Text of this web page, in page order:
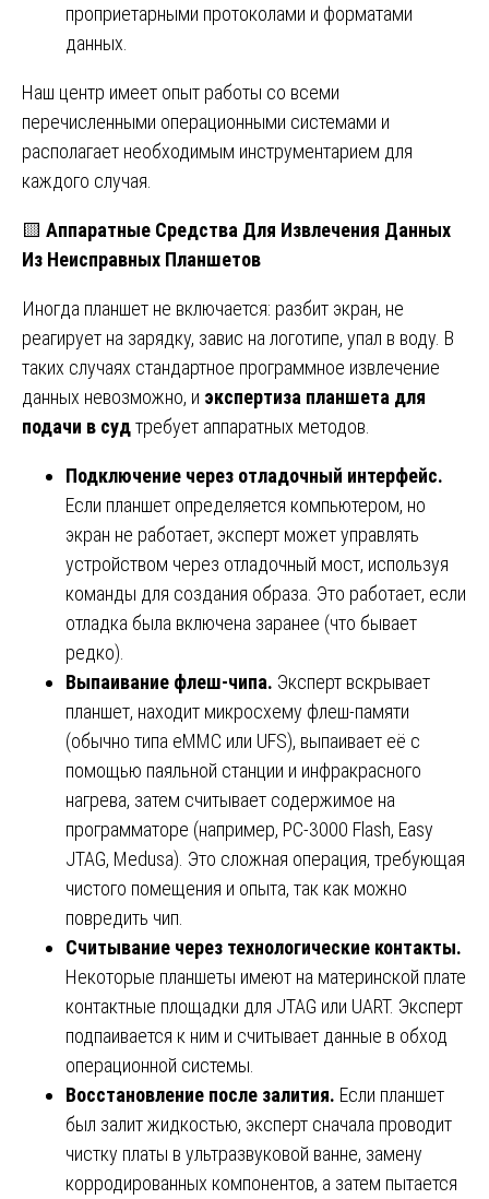
проприетарными протоколами и форматами
данных.
Наш центр имеет опыт работы со всеми
перечисленными операционными системами и
располагает необходимым инструментарием для
каждого случая.
🟨 Аппаратные Средства Для Извлечения Данных
Из Неисправных Планшетов
Иногда планшет не включается: разбит экран, не
реагирует на зарядку, завис на логотипе, упал в воду. В
таких случаях стандартное программное извлечение
данных невозможно, и экспертиза планшета для
подачи в судтребует аппаратных методов.
Подключение через отладочный интерфейс.
Если планшет определяется компьютером, но
экран не работает, эксперт может управлять
устройством через отладочный мост, используя
команды для создания образа. Это работает, если
отладка была включена заранее (что бывает
редко).
Выпаивание флеш-чипа. Эксперт вскрывает
планшет, находит микросхему флеш-памяти
(обычно типа eMMC или UFS), выпаивает её с
помощью паяльной станции и инфракрасного
нагрева, затем считывает содержимое на
программаторе (например, PC-3000 Flash, Easy
JTAG, Medusa). Это сложная операция, требующая
чистого помещения и опыта, так как можно
повредить чип.
Считывание через технологические контакты.
Некоторые планшеты имеют на материнской плате
контактные площадки для JTAG или UART. Эксперт
подпаивается к ним и считывает данные в обход
операционной системы.
Восстановление после залития. Если планшет
был залит жидкостью, эксперт сначала проводит
чистку платы в ультразвуковой ванне, замену
корродированных компонентов, а затем пытается